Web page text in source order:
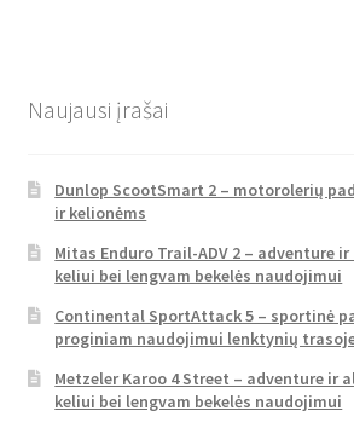
Naujausi įrašai
Dunlop ScootSmart 2 – motorolerių
ir kelionėms
Mitas Enduro Trail-ADV 2 – adventure
keliui bei lengvam bekelės naudojimui
Continental SportAttack 5 – sportinė
proginiam naudojimui lenktynių
Metzeler Karoo 4 Street – adventure ir
keliui bei lengvam bekelės naudojimui